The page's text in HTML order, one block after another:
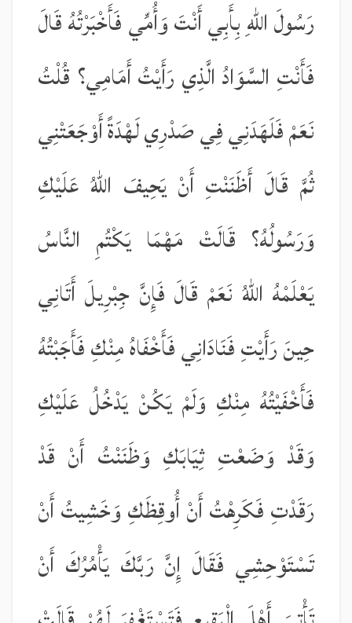
رَسُولَ اللّٰهِ بِأَبِي أَنْتَ وَأُمِّي فَأَخْبَرْتُهُ قَالَ
فَأَنْتِ السَّوَادُ الَّذِي رَأَيْتُ أَمَامِي؟ قُلْتُ
نَعَمْ فَلَهَدَنِي فِي صَدْرِي لَهْدَةً أَوْجَعَتْنِي
ثُمَّ قَالَ أَظَنَنْتِ أَنْ يَحِيفَ اللّٰهُ عَلَيْكِ
وَرَسُولُهُ؟ قَالَتْ مَهْمَا يَكْتُمِ النَّاسُ
يَعْلَمْهُ اللّٰهُ نَعَمْ قَالَ فَإِنَّ جِبْرِيلَ أَتَانِي
حِينَ رَأَيْتِ فَنَادَانِي فَأَخْفَاهُ مِنْكِ فَأَجَبْتُهُ
فَأَخْفَيْتُهُ مِنْكِ وَلَمْ يَكُنْ يَدْخُلُ عَلَيْكِ
وَقَدْ وَضَعْتِ ثِيَابَكِ وَظَنَنْتُ أَنْ قَدْ
رَقَدْتِ فَكَرِهْتُ أَنْ أُوقِظَكِ وَخَشِيتُ أَنْ
تَسْتَوْحِشِي فَقَالَ إِنَّ رَبَّكَ يَأْمُرُكَ أَنْ